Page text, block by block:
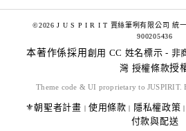
©2026 J U S P I R I T 賈絲筆咧有限公司 統
900205436
本著作係採用 創用 CC 姓名標示 - 非
灣 授權條款授
Theme code & UI proprietary to JUSPIRIT.
⚜️朝聖者計畫 | 使用條款 | 隱私權政策 |
付款與配送